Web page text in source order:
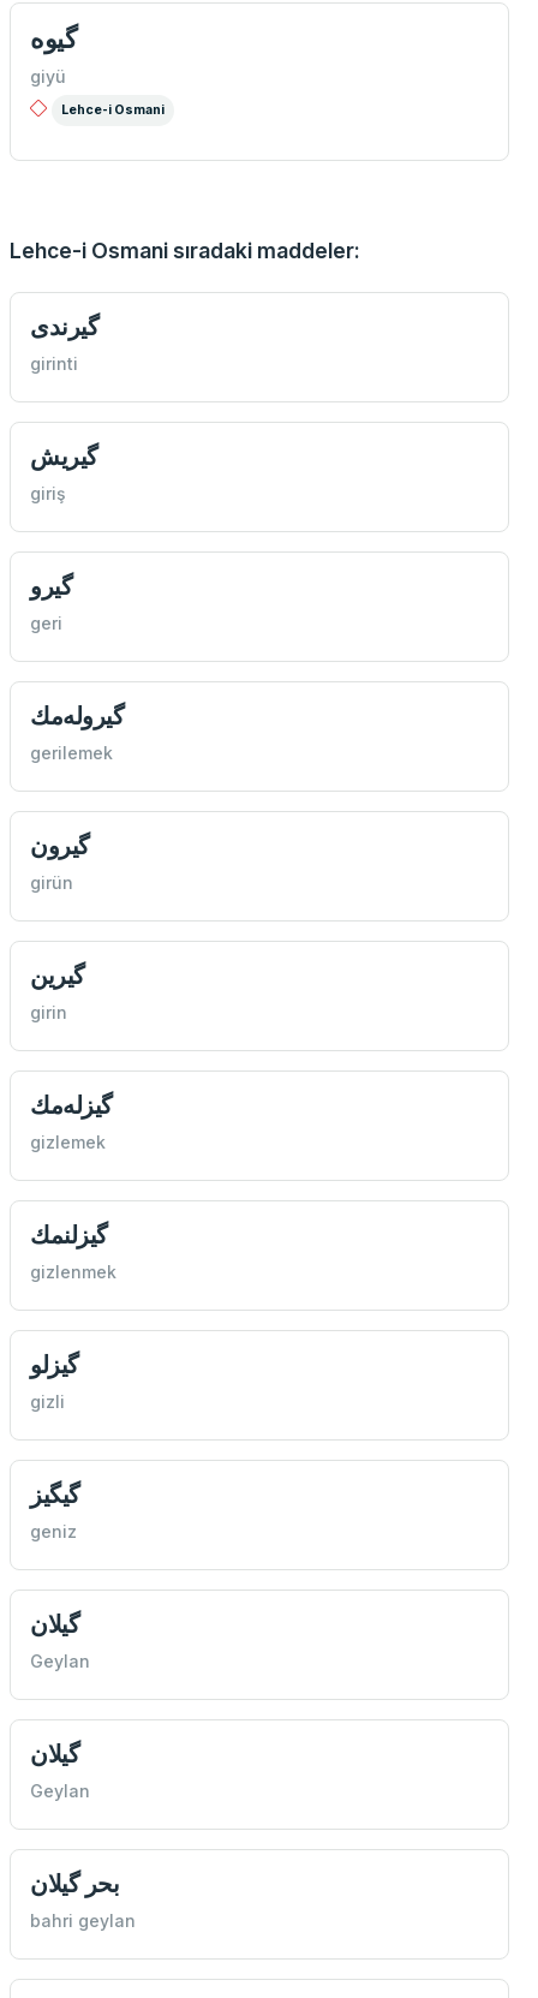
گیوه
giyü
Lehce-i Osmani
Lehce-i Osmani sıradaki maddeler:
گیرندی
girinti
گیريش
giriş
گیرو
geri
گیروله‌مك
gerilemek
گیرون
girün
گیرين
girin
گيزله‌مك
gizlemek
گیزلنمك
gizlenmek
گیزلو
gizli
گیگيز
geniz
گیلان
Geylan
گیلان
Geylan
بحر گیلان
bahri geylan